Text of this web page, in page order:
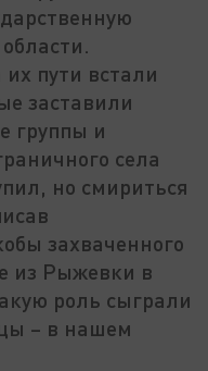
пути встали
заставили
группы и
села
но смириться
захваченного
из Рыжевки в
роль сыграли
– в нашем